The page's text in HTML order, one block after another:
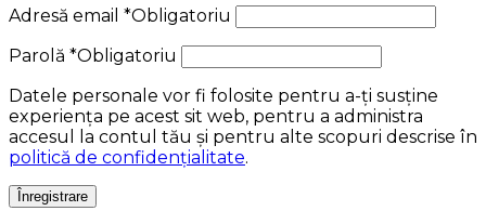
Adresă email *Obligatoriu
Parolă *Obligatoriu
Datele personale vor fi folosite pentru a-ți susține
experiența pe acest sit web, pentru a administra
accesul la contul tău și pentru alte scopuri descrise în
politică de confidențialitate.
Înregistrare